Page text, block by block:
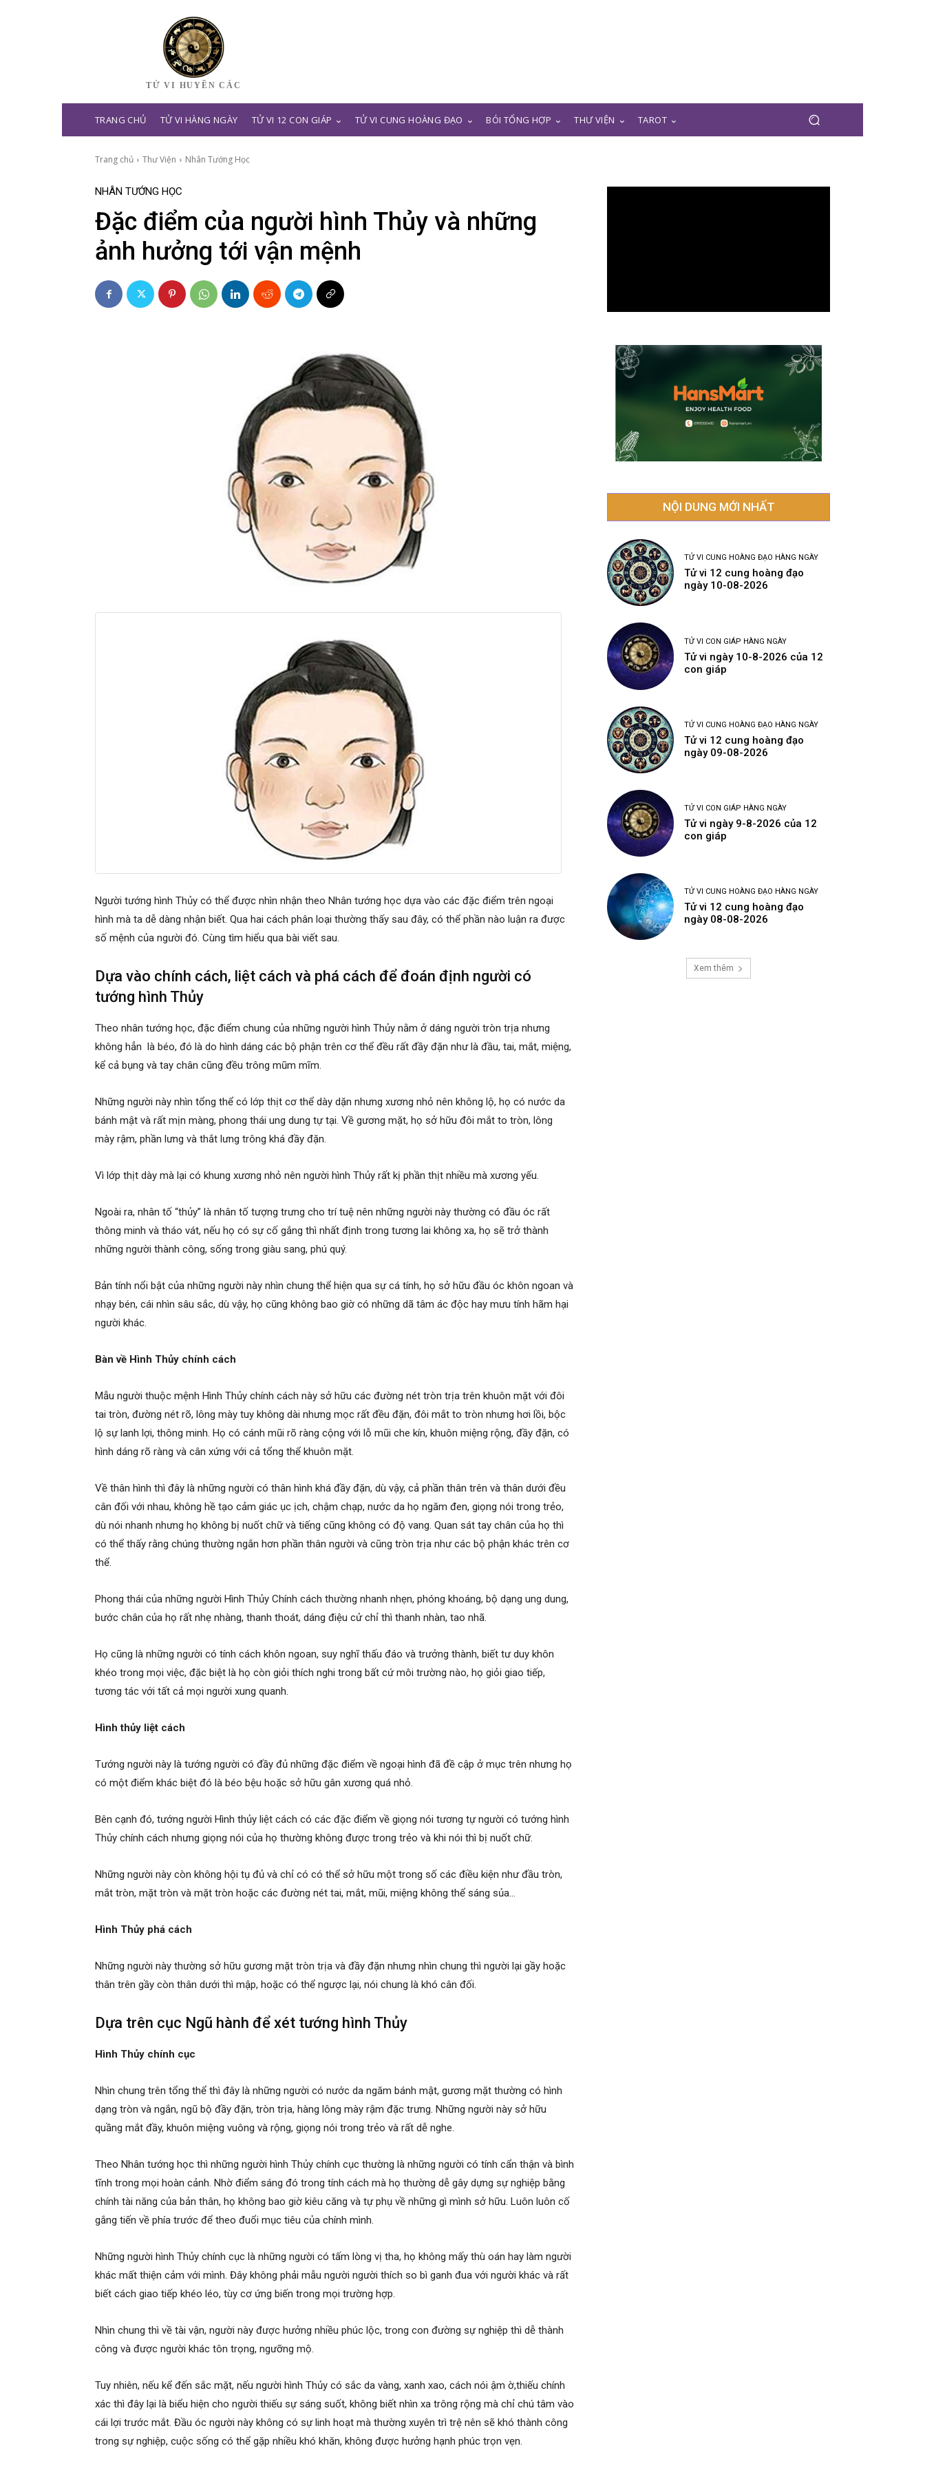
TỬ VI HUYỀN CÁC
TRANG CHỦ TỬ VI HÀNG NGÀY TỬ VI 12 CON GIÁP TỬ VI CUNG HOÀNG ĐẠO BÓI TỔNG HỢP THƯ VIỆN TAROT
Trang chủ Thư Viện Nhân Tướng Học
NHÂN TƯỚNG HỌC
Đặc điểm của người hình Thủy và những
ảnh hưởng tới vận mệnh
Người tướng hình Thủy có thể được nhìn nhận theo Nhân tướng học dựa vào các đặc điểm trên ngoại
hình mà ta dễ dàng nhận biết. Qua hai cách phân loại thường thấy sau đây, có thể phần nào luận ra được
số mệnh của người đó. Cùng tìm hiểu qua bài viết sau.
Dựa vào chính cách, liệt cách và phá cách để đoán định người có
tướng hình Thủy
Theo nhân tướng học, đặc điểm chung của những người hình Thủy nằm ở dáng người tròn trịa nhưng
không hẳn là béo, đó là do hình dáng các bộ phận trên cơ thể đều rất đầy đặn như là đầu, tai, mắt, miệng,
kể cả bụng và tay chân cũng đều trông mũm mĩm.
Những người này nhìn tổng thể có lớp thịt cơ thể dày dặn nhưng xương nhỏ nên không lộ, họ có nước da
bánh mật và rất mịn màng, phong thái ung dung tự tại. Về gương mặt, họ sở hữu đôi mắt to tròn, lông
mày rậm, phần lưng và thắt lưng trông khá đầy đặn.
Vì lớp thịt dày mà lại có khung xương nhỏ nên người hình Thủy rất kị phần thịt nhiều mà xương yếu.
Ngoài ra, nhân tố “thủy” là nhân tố tượng trưng cho trí tuệ nên những người này thường có đầu óc rất
thông minh và tháo vát, nếu họ có sự cố gắng thì nhất định trong tương lai không xa, họ sẽ trở thành
những người thành công, sống trong giàu sang, phú quý.
Bản tính nổi bật của những người này nhìn chung thể hiện qua sự cá tính, họ sở hữu đầu óc khôn ngoan và
nhạy bén, cái nhìn sâu sắc, dù vậy, họ cũng không bao giờ có những dã tâm ác độc hay mưu tính hãm hại
người khác.
Bàn về Hình Thủy chính cách
Mẫu người thuộc mệnh Hình Thủy chính cách này sở hữu các đường nét tròn trịa trên khuôn mặt với đôi
tai tròn, đường nét rõ, lông mày tuy không dài nhưng mọc rất đều đặn, đôi mắt to tròn nhưng hơi lồi, bộc
lộ sự lanh lợi, thông minh. Họ có cánh mũi rõ ràng cộng với lỗ mũi che kín, khuôn miệng rộng, đầy đặn, có
hình dáng rõ ràng và cân xứng với cả tổng thể khuôn mặt.
Về thân hình thì đây là những người có thân hình khá đầy đặn, dù vậy, cả phần thân trên và thân dưới đều
cân đối với nhau, không hề tạo cảm giác ục ịch, chậm chạp, nước da họ ngăm đen, giọng nói trong trẻo,
dù nói nhanh nhưng họ không bị nuốt chữ và tiếng cũng không có độ vang. Quan sát tay chân của họ thì
có thể thấy rằng chúng thường ngắn hơn phần thân người và cũng tròn trịa như các bộ phận khác trên cơ
thể.
Phong thái của những người Hình Thủy Chính cách thường nhanh nhẹn, phóng khoáng, bộ dạng ung dung,
bước chân của họ rất nhẹ nhàng, thanh thoát, dáng điệu cử chỉ thì thanh nhàn, tao nhã.
Họ cũng là những người có tính cách khôn ngoan, suy nghĩ thấu đáo và trưởng thành, biết tư duy khôn
khéo trong mọi việc, đặc biệt là họ còn giỏi thích nghi trong bất cứ môi trường nào, họ giỏi giao tiếp,
tương tác với tất cả mọi người xung quanh.
Hình thủy liệt cách
Tướng người này là tướng người có đầy đủ những đặc điểm về ngoại hình đã đề cập ở mục trên nhưng họ
có một điểm khác biệt đó là béo bệu hoặc sở hữu gân xương quá nhỏ.
Bên cạnh đó, tướng người Hình thủy liệt cách có các đặc điểm về giọng nói tương tự người có tướng hình
Thủy chính cách nhưng giọng nói của họ thường không được trong trẻo và khi nói thì bị nuốt chữ.
Những người này còn không hội tụ đủ và chỉ có có thể sở hữu một trong số các điều kiện như đầu tròn,
mắt tròn, mặt tròn và mặt tròn hoặc các đường nét tai, mắt, mũi, miệng không thể sáng sủa…
Hình Thủy phá cách
Những người này thường sở hữu gương mặt tròn trịa và đầy đặn nhưng nhìn chung thì người lại gầy hoặc
thân trên gầy còn thân dưới thì mập, hoặc có thể ngược lại, nói chung là khó cân đối.
Dựa trên cục Ngũ hành để xét tướng hình Thủy
Hình Thủy chính cục
Nhìn chung trên tổng thể thì đây là những người có nước da ngăm bánh mật, gương mặt thường có hình
dạng tròn và ngắn, ngũ bộ đầy đặn, tròn trịa, hàng lông mày rậm đặc trưng. Những người này sở hữu
quầng mắt đầy, khuôn miệng vuông và rộng, giọng nói trong trẻo và rất dễ nghe.
Theo Nhân tướng học thì những người hình Thủy chính cục thường là những người có tính cẩn thận và bình
tĩnh trong mọi hoàn cảnh. Nhờ điểm sáng đó trong tính cách mà họ thường dễ gây dựng sự nghiệp bằng
chính tài năng của bản thân, họ không bao giờ kiêu căng và tự phụ về những gì mình sở hữu. Luôn luôn cố
gắng tiến về phía trước để theo đuổi mục tiêu của chính mình.
Những người hình Thủy chính cục là những người có tấm lòng vị tha, họ không mấy thù oán hay làm người
khác mất thiện cảm với mình. Đây không phải mẫu người người thích so bì ganh đua với người khác và rất
biết cách giao tiếp khéo léo, tùy cơ ứng biến trong mọi trường hợp.
Nhìn chung thì về tài vận, người này được hưởng nhiều phúc lộc, trong con đường sự nghiệp thì dễ thành
công và được người khác tôn trọng, ngưỡng mộ.
Tuy nhiên, nếu kể đến sắc mặt, nếu người hình Thủy có sắc da vàng, xanh xao, cách nói ậm ờ,thiếu chính
xác thì đây lại là biểu hiện cho người thiếu sự sáng suốt, không biết nhìn xa trông rộng mà chỉ chú tâm vào
cái lợi trước mắt. Đầu óc người này không có sự linh hoạt mà thường xuyên trì trệ nên sẽ khó thành công
trong sự nghiệp, cuộc sống có thể gặp nhiều khó khăn, không được hưởng hạnh phúc trọn vẹn.
NỘI DUNG MỚI NHẤT
TỬ VI CUNG HOÀNG ĐẠO HÀNG NGÀY
Tử vi 12 cung hoàng đạo
ngày 10-08-2026
TỬ VI CON GIÁP HÀNG NGÀY
Tử vi ngày 10-8-2026 của 12
con giáp
TỬ VI CUNG HOÀNG ĐẠO HÀNG NGÀY
Tử vi 12 cung hoàng đạo
ngày 09-08-2026
TỬ VI CON GIÁP HÀNG NGÀY
Tử vi ngày 9-8-2026 của 12
con giáp
TỬ VI CUNG HOÀNG ĐẠO HÀNG NGÀY
Tử vi 12 cung hoàng đạo
ngày 08-08-2026
Xem thêm